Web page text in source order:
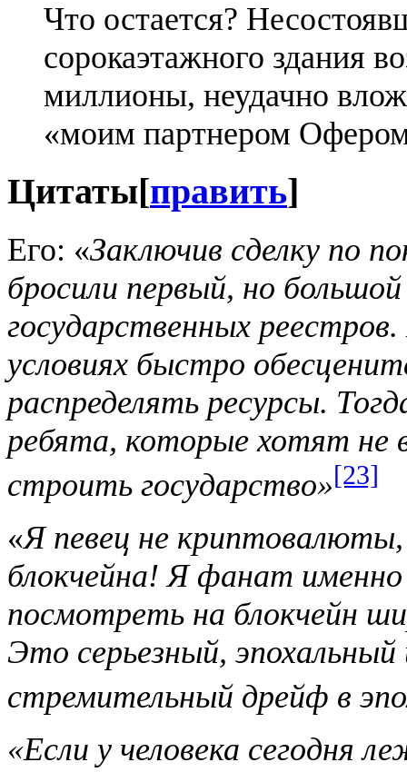
Что остается?
сорокаэтажного здания
миллионы, неудачно
«моим партнером
Цитаты[править]
Его: «Заключив сделку по
бросили первый, но
государственных
условиях быстро
распределять ресурсы.
ребята, которые хотят не
строить государство»[23]
«Я певец не
блокчейна! Я фанат
посмотреть на блокчейн
Это серьезный,
стремительный дрейф в
«Если у человека сегодня